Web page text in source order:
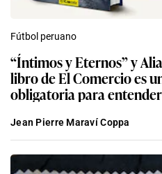
Fútbol peruano
“Íntimos y Eternos” y
libro de El Comercio es
obligatoria para
Jean Pierre Maraví Coppa